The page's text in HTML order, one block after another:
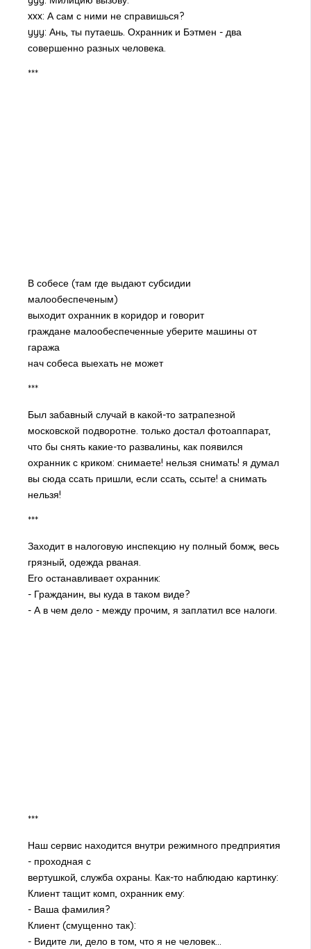
xxx: А сам с ними не справишься?
yyy: Ань, ты путаешь. Охранник и Бэтмен - два
совершенно разных человека.
***
В собесе (там где выдают субсидии
малообеспеченым)
выходит охранник в коридор и говорит
граждане малообеспеченные уберите машины от
гаража
нач собеса выехать не может
***
Был забавный случай в какой-то затрапезной
московской подворотне. только достал фотоаппарат,
что бы снять какие-то развалины, как появился
охранник с криком: снимаете! нельзя снимать! я думал
вы сюда ссать пришли, если ссать, ссыте! а снимать
нельзя!
***
Заходит в налоговую инспекцию ну полный бомж, весь
грязный, одежда рваная.
Его останавливает охранник:
- Гражданин, вы куда в таком виде?
- А в чем дело - между прочим, я заплатил все налоги.
***
Наш сервис находится внутри режимного предприятия
- проходная с
вертушкой, служба охраны. Как-то наблюдаю картинку:
Клиент тащит комп, охранник ему:
- Ваша фамилия?
Клиент (смущенно так):
- Видите ли, дело в том, что я не человек...